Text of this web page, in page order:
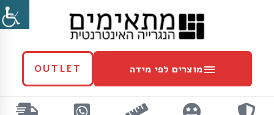
OUTLET
מוצרים
לפי
מידה
מוצרים לפי מידה